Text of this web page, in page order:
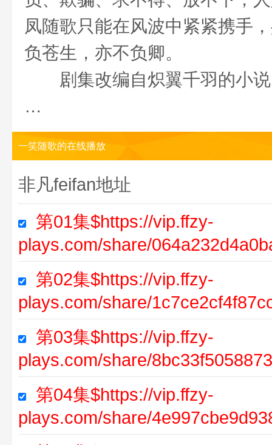
凤随歌只能在风波中紧紧携手
负苍生，亦不负卿。
剧集改编自炽翼千羽的小说
…
一笑随歌的在线播放
非凡feifan地址
第01集$https://vip.ffzy-
plays.com/share/
第02集$https://vip.ffzy-
plays.com/share/
第03集$https://vip.ffzy-
plays.com/share/
第04集$https://vip.ffzy-
plays.com/share/